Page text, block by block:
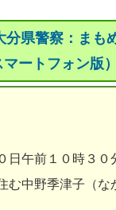
分県警察：まも
マートフォン版）
日午前１０時３０
む中野季津子（